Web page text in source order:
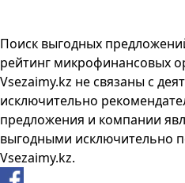
Поиск выгодных
рейтинг микрофинансовых
Vsezaimy.kz не связаны с
исключительно
предложения и компании
выгодными исключительно
Vsezaimy.kz.